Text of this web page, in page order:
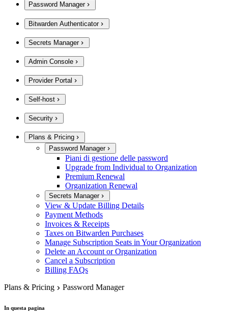
Password Manager
Bitwarden Authenticator
Secrets Manager
Admin Console
Provider Portal
Self-host
Security
Plans & Pricing
Password Manager
Piani di gestione delle password
Upgrade from Individual to Organization
Premium Renewal
Organization Renewal
Secrets Manager
View & Update Billing Details
Payment Methods
Invoices & Receipts
Taxes on Bitwarden Purchases
Manage Subscription Seats in Your Organization
Delete an Account or Organization
Cancel a Subscription
Billing FAQs
Plans & Pricing
Password Manager
In questa pagina